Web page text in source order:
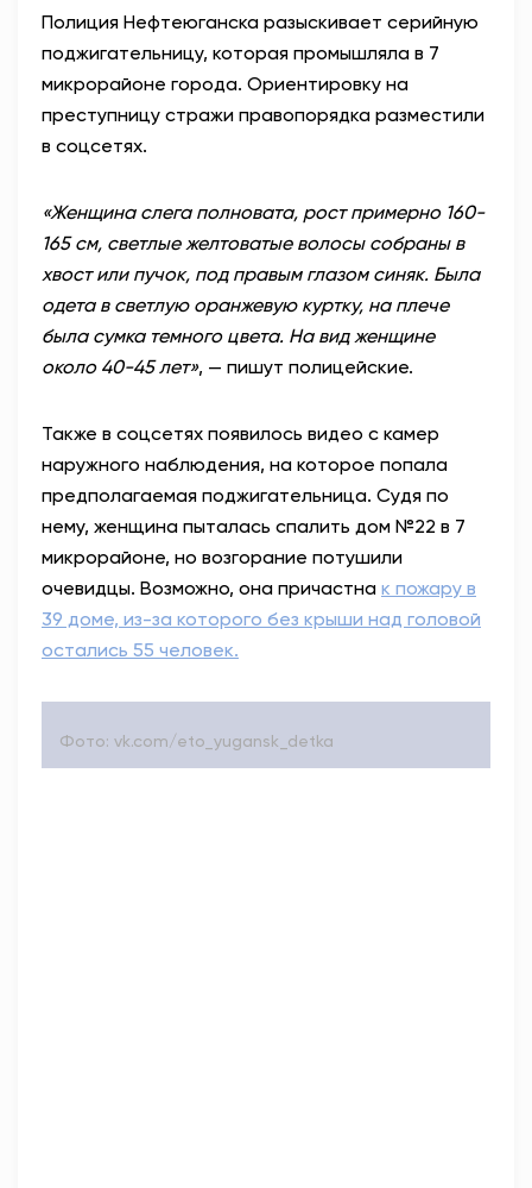
АНТИТЕРРОР
НОВОСТИ
82,17 94,84
Вход / Регистрация
Полиция Нефтеюганска разыскивает серийную
поджигательницу, которая промышляла в 7
микрорайоне города. Ориентировку на
преступницу стражи правопорядка разместили
в соцсетях.
«Женщина слега полновата, рост примерно 160-
165 см, светлые желтоватые волосы собраны в
хвост или пучок, под правым глазом синяк. Была
одета в светлую оранжевую куртку, на плече
была сумка темного цвета. На вид женщине
около 40-45 лет», — пишут полицейские.
Также в соцсетях появилось видео с камер
наружного наблюдения, на которое попала
предполагаемая поджигательница. Судя по
нему, женщина пыталась спалить дом №22 в 7
микрорайоне, но возгорание потушили
очевидцы. Возможно, она причастна к пожару в
39 доме, из-за которого без крыши над головой
остались 55 человек.
Фото: vk.com/eto_yugansk_detka